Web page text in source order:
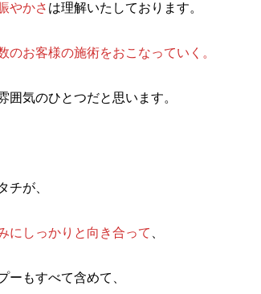
やかさ は理解いたしております。
のお客様の施術をおこなっていく。
囲気のひとつだと思います。
チが、
にしっかりと向き合って
ーもすべて含めて、